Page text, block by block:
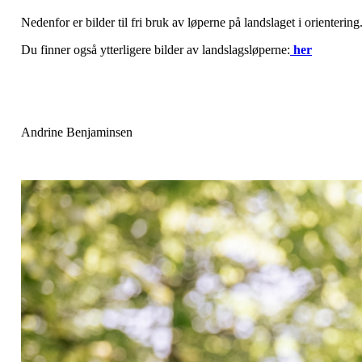
Nedenfor er bilder til fri bruk av løperne på landslaget i orientering.
Du finner også ytterligere bilder av landslagsløperne: her
Andrine Benjaminsen